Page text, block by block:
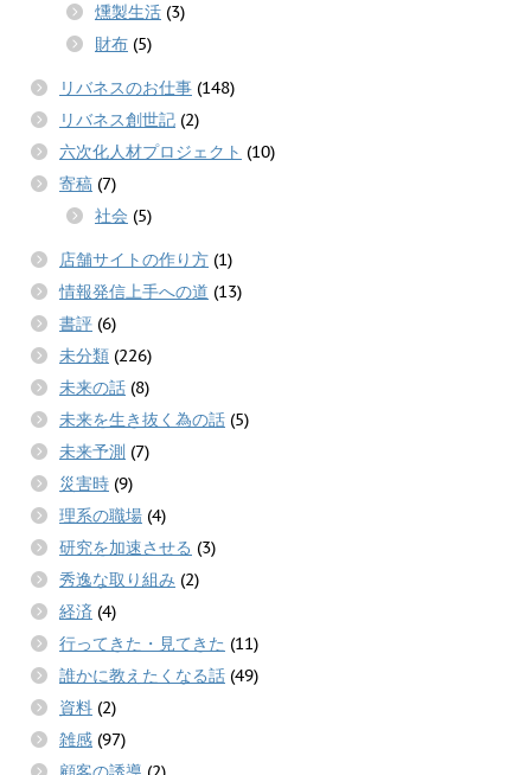
燻製生活 (3)
財布 (5)
リバネスのお仕事 (148)
リバネス創世記 (2)
六次化人材プロジェクト (10)
寄稿 (7)
社会 (5)
店舗サイトの作り方 (1)
情報発信上手への道 (13)
書評 (6)
未分類 (226)
未来の話 (8)
未来を生き抜く為の話 (5)
未来予測 (7)
災害時 (9)
理系の職場 (4)
研究を加速させる (3)
秀逸な取り組み (2)
経済 (4)
行ってきた・見てきた (11)
誰かに教えたくなる話 (49)
資料 (2)
雑感 (97)